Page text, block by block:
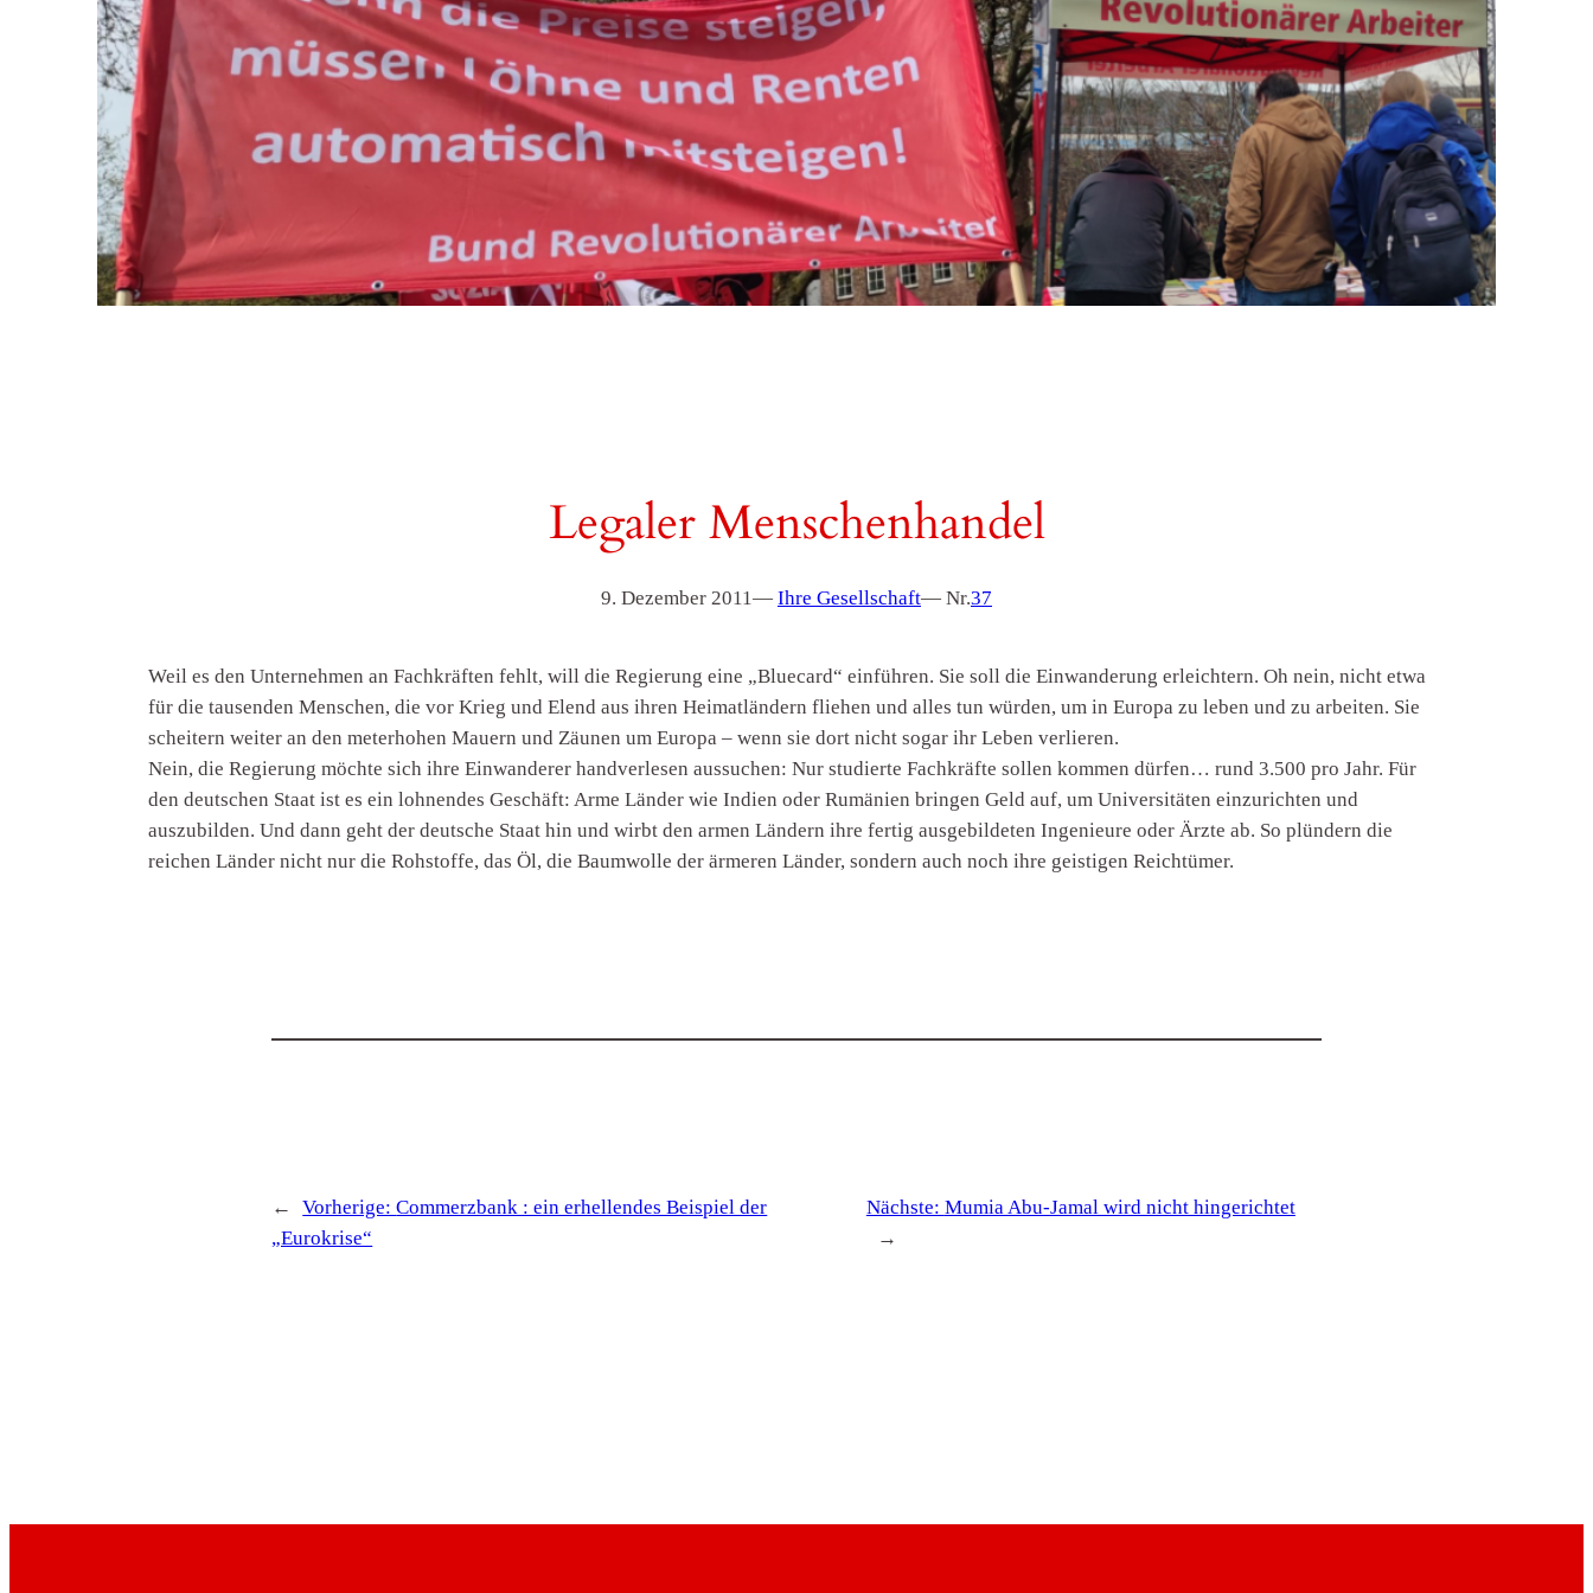
Legaler Menschenhandel
9. Dezember 2011— Ihre Gesellschaft— Nr.37
Weil es den Unternehmen an Fachkräften fehlt, will die Regierung eine „Bluecard“ einführen. Sie soll die Einwanderung erleichtern. Oh nein, nicht etwa
für die tausenden Menschen, die vor Krieg und Elend aus ihren Heimatländern fliehen und alles tun würden, um in Europa zu leben und zu arbeiten. Sie
scheitern weiter an den meterhohen Mauern und Zäunen um Europa – wenn sie dort nicht sogar ihr Leben verlieren.
Nein, die Regierung möchte sich ihre Einwanderer handverlesen aussuchen: Nur studierte Fachkräfte sollen kommen dürfen… rund 3.500 pro Jahr. Für
den deutschen Staat ist es ein lohnendes Geschäft: Arme Länder wie Indien oder Rumänien bringen Geld auf, um Universitäten einzurichten und
auszubilden. Und dann geht der deutsche Staat hin und wirbt den armen Ländern ihre fertig ausgebildeten Ingenieure oder Ärzte ab. So plündern die
reichen Länder nicht nur die Rohstoffe, das Öl, die Baumwolle der ärmeren Länder, sondern auch noch ihre geistigen Reichtümer.
← Vorherige:Commerzbank : ein erhellendes Beispiel der
„Eurokrise“
Nächste: Mumia Abu-Jamal wird nicht hingerichtet
→